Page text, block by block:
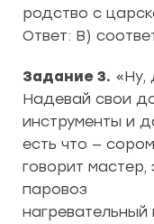
родство с
Ответ: В)
Задание 3. «Ну,
Надевай свои
инструменты и
есть что —
говорит мастер,
паровоз
нагревательный